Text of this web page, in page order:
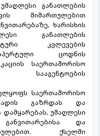
განათლების
მიმართულებით
ხარისხის
განათლების
კვლევების
ცოდნის
საერთაშორისო
საერთაშორისო
გაზრდას და
უმაღლესი
და
ქსელში